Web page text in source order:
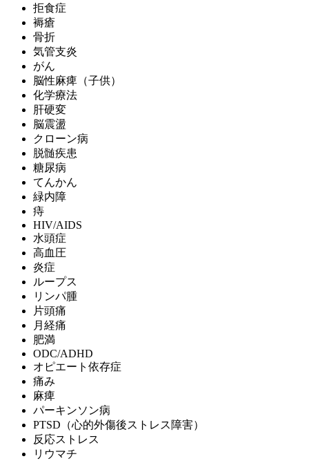
拒食症
褥瘡
骨折
気管支炎
がん
脳性麻痺（子供）
化学療法
肝硬変
脳震盪
クローン病
脱髄疾患
糖尿病
てんかん
緑内障
痔
HIV/AIDS
水頭症
高血圧
炎症
ループス
リンパ腫
片頭痛
月経痛
肥満
ODC/ADHD
オピエート依存症
痛み
麻痺
パーキンソン病
PTSD（心的外傷後ストレス障害）
反応ストレス
リウマチ